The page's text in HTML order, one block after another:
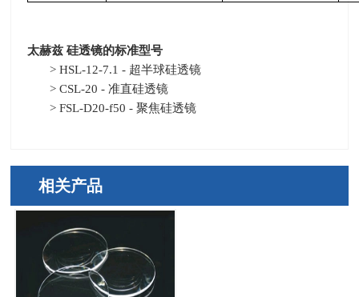
太赫兹 硅透镜的标准型号
> HSL-12-7.1 - 超半球硅透镜
> CSL-20 - 准直硅透镜
> FSL-D20-f50 - 聚焦硅透镜
相关产品